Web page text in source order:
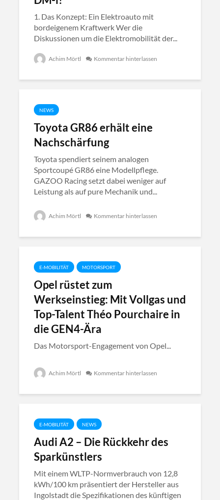
1. Das Konzept: Ein Elektroauto mit
bordeigenem Kraftwerk Wer die
Diskussionen um die Elektromobilität der...
Achim Mörtl Kommentar hinterlassen
NEWS
Toyota GR86 erhält eine
Nachschärfung
Toyota spendiert seinem analogen
Sportcoupé GR86 eine Modellpflege.
GAZOO Racing setzt dabei weniger auf
Leistung als auf pure Mechanik und...
Achim Mörtl Kommentar hinterlassen
E-MOBILITÄT MOTORSPORT
Opel rüstet zum
Werkseinstieg: Mit Vollgas und
Top-Talent Théo Pourchaire in
die GEN4-Ära
Das Motorsport-Engagement von Opel...
Achim Mörtl Kommentar hinterlassen
E-MOBILITÄT NEWS
Audi A2 – Die Rückkehr des
Sparkünstlers
Mit einem WLTP-Normverbrauch von 12,8
kWh/100 km präsentiert der Hersteller aus
Ingolstadt die Spezifikationen des künftigen